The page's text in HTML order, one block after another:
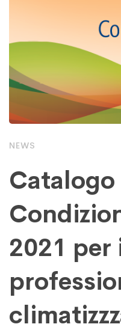
NEWS
Catalogo
2021 per